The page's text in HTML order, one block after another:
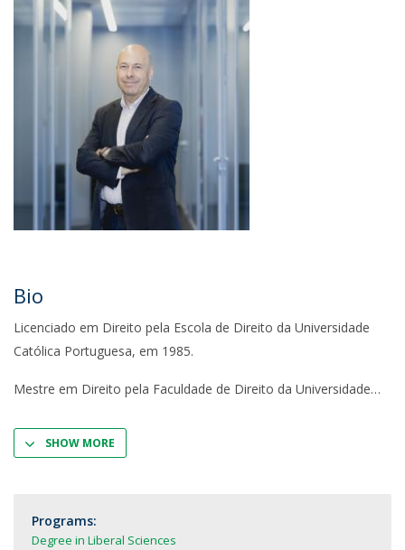
Bio
Licenciado em Direito pela Escola de Direito da Universidade
Católica Portuguesa, em 1985.
Mestre em Direito pela Faculdade de Direito da Universidade
SHOW MORE
Programs:
Degree in Liberal Sciences